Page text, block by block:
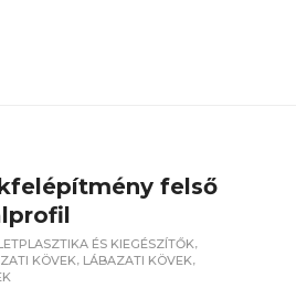
felső
ÉS KIEGÉSZÍTŐK,
KÖVEK, LÁBAZATI KÖVEK,